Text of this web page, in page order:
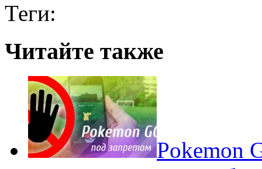
Теги:
Читайте также
Pokеmon